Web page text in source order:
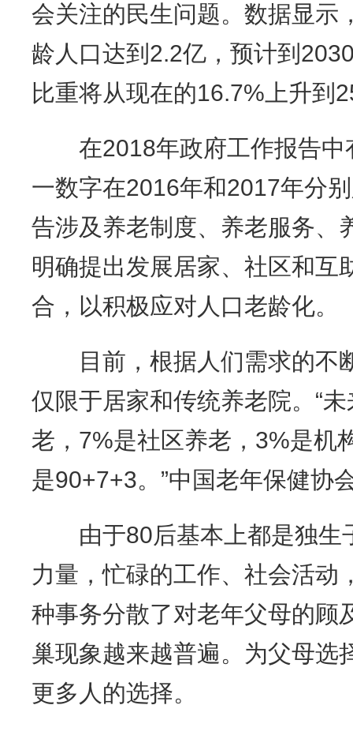
会关注的民生问题。数据显示
龄人口达到2.2亿，预计到
比重将从现在的16.7%上升到
在2018年政府工作报告中
一数字在2016年和2017年分
告涉及养老制度、养老服务、
明确提出发展居家、社区和互
合，以积极应对人口老龄化。
目前，根据人们需求的不
仅限于居家和传统养老院。“
老，7%是社区养老，3%是机
是90+7+3。”中国老年保健协
由于80后基本上都是独生
力量，忙碌的工作、社会活动
种事务分散了对老年父母的顾
巢现象越来越普遍。为父母选
更多人的选择。